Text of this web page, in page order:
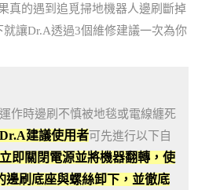
真的遇到追覓掃地機器人邊刷斷掉
讓Dr.A透過3個維修建議一次為你
作時邊刷不慎被地毯或電線纏死
Dr.A建議使用者可先進行以下自
立即關閉電源並將機器翻轉，使
邊刷底座與螺絲卸下，並徹底